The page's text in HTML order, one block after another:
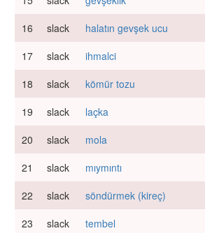
16
slack
halatın gevşek ucu
17
slack
ihmalci
18
slack
kömür tozu
19
slack
laçka
20
slack
mola
21
slack
mıymıntı
22
slack
söndürmek (kireç)
23
slack
tembel